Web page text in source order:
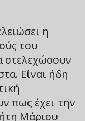
η
του
στελεχώσουν
Είναι ήδη
πως έχει την
Μάριου